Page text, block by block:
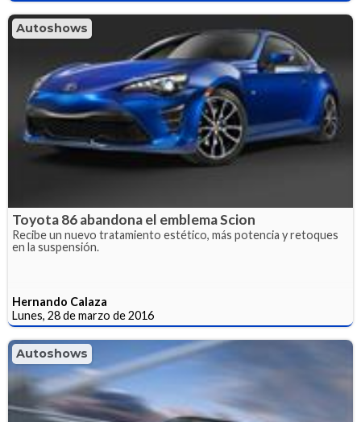
Autoshows
Toyota 86 abandona el emblema Scion
Recibe un nuevo tratamiento estético, más potencia y retoques
en la suspensión.
Hernando Calaza
Lunes, 28 de marzo de 2016
Autoshows